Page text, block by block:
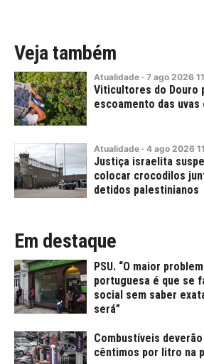
Veja também
Atualidade · 7 ago 2026
Viticultores do Douro
escoamento das
Atualidade · 4 ago 2026
Justiça israelita
colocar crocodilos
detidos palestinianos
Em destaque
PSU. “O maior
portuguesa é que se
social sem saber
será”
Combustíveis
cêntimos por litro na